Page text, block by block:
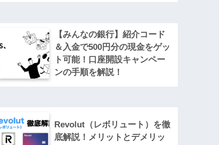
【みんなの銀行】紹介コード
＆入金で500円分の現金をゲッ
ト可能！口座開設キャンペー
ンの手順を解説！
Revolut（レボリュート）を徹
底解説！メリットとデメリッ